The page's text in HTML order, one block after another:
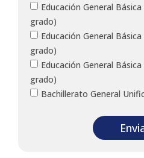
Educación General
grado)
Educación General
grado)
Educación General
grado)
Bachillerato General